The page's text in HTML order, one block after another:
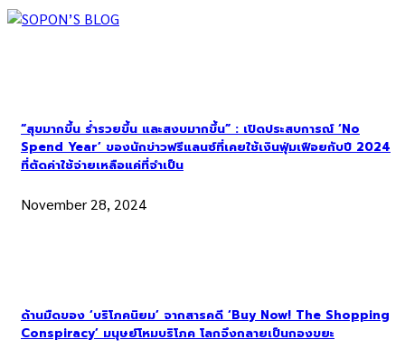
“สุขมากขึ้น ร่ำรวยขึ้น และสงบมากขึ้น” : เปิดประสบการณ์ ‘No
Spend Year’ ของนักข่าวฟรีแลนซ์ที่เคยใช้เงินฟุ่มเฟือยกับปี 2024
ที่ตัดค่าใช้จ่ายเหลือแค่ที่จำเป็น
November 28, 2024
ด้านมืดของ ‘บริโภคนิยม’ จากสารคดี ‘Buy Now! The Shopping
Conspiracy’ มนุษย์โหมบริโภค โลกจึงกลายเป็นกองขยะ